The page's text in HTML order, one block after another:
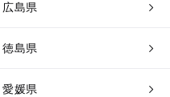
広島県
徳島県
愛媛県